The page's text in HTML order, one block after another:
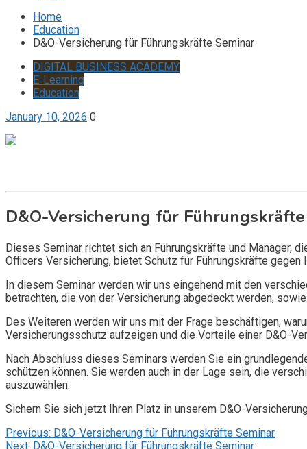
Home
Education
D&O-Versicherung für Führungskräfte Seminar
DIGITAL BUSINESS ACADEMY
E-Learning
Education
January 10, 2026 0
D&O-Versicherung für
Dieses Seminar richtet sich an Führungskräfte und Manager,
Officers Versicherung, bietet Schutz für Führungskräfte
In diesem Seminar werden wir uns eingehend mit den
betrachten, die von der Versicherung abgedeckt werden,
Des Weiteren werden wir uns mit der Frage beschäftigen,
Versicherungsschutz aufzeigen und die Vorteile einer D&O-
Nach Abschluss dieses Seminars werden Sie ein
schützen können. Sie werden auch in der Lage sein, die
auszuwählen.
Sichern Sie sich jetzt Ihren Platz in unserem D&O-
Post
Previous: D&O-Versicherung für Führungskräfte Seminar
Next: D&O-Versicherung für Führungskräfte Seminar